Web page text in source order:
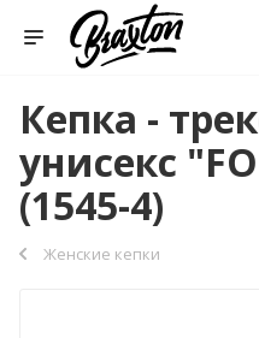
Кепка -
унисекс
(1545-4)
Женские кепки